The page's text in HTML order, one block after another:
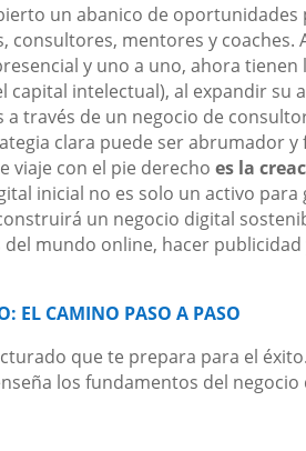
un abanico de oportunidades
mentores y coaches.
y uno a uno, ahora tienen
intelectual), al expandir su
través de un negocio de
clara puede ser abrumador
viaje con el pie derechoes la
inicial no es solo un activo
un negocio digital
mundo online, hacer
EL CAMINO PASO A PASO
que te prepara para el
los fundamentos del negocio